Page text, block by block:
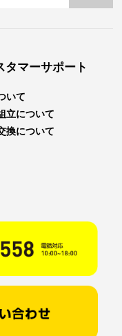
タマーサポート
いて
立について
換について